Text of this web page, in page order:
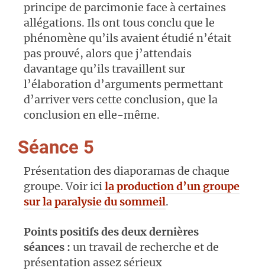
principe de parcimonie face à certaines
allégations. Ils ont tous conclu que le
phénomène qu’ils avaient étudié n’était
pas prouvé, alors que j’attendais
davantage qu’ils travaillent sur
l’élaboration d’arguments permettant
d’arriver vers cette conclusion, que la
conclusion en elle-même.
Séance 5
Présentation des diaporamas de chaque
groupe. Voir icila production d’un groupe
sur la paralysie du sommeil.
Points positifs des deux dernières
séances : un travail de recherche et de
présentation assez sérieux